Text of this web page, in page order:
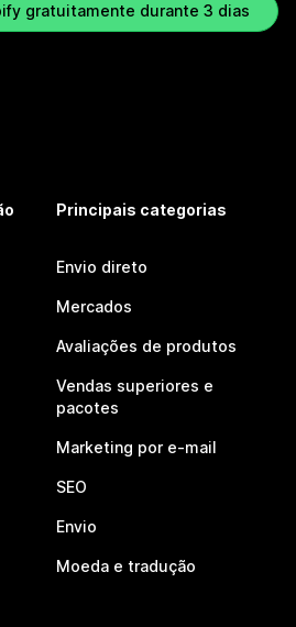
gratuitamente durante 3 dias
Principais categorias
Envio direto
Mercados
Avaliações de produtos
Vendas superiores e
pacotes
Marketing por e-mail
SEO
Envio
Moeda e tradução